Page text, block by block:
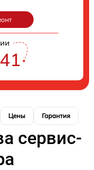
Цены Гарантия
сервис-